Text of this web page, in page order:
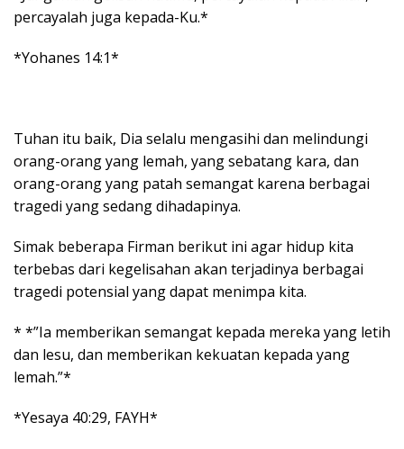
percayalah juga kepada-Ku.*
*Yohanes 14:1*
Tuhan itu baik, Dia selalu mengasihi dan melindungi
orang-orang yang lemah, yang sebatang kara, dan
orang-orang yang patah semangat karena berbagai
tragedi yang sedang dihadapinya.
Simak beberapa Firman berikut ini agar hidup kita
terbebas dari kegelisahan akan terjadinya berbagai
tragedi potensial yang dapat menimpa kita.
* *”Ia memberikan semangat kepada mereka yang letih
dan lesu, dan memberikan kekuatan kepada yang
lemah.”*
*Yesaya 40:29, FAYH*